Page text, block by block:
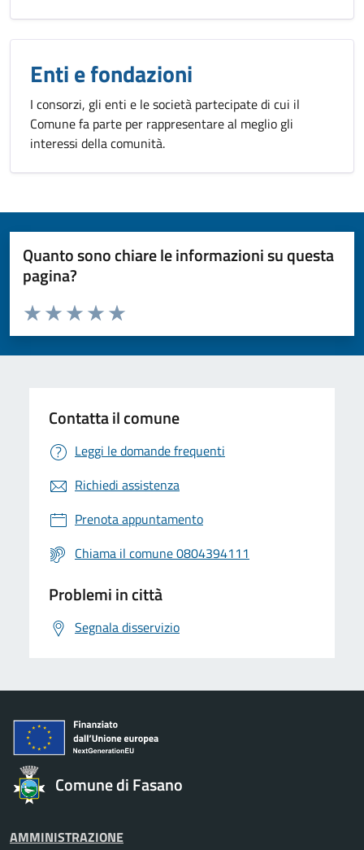
Enti e fondazioni
I consorzi, gli enti e le società partecipate di cui il
Comune fa parte per rappresentare al meglio gli
interessi della comunità.
Quanto sono chiare le informazioni su questa
pagina?
Valuta da 1 a 5 stelle la pagina
Valuta 5 stelle su 5
Valuta 4 stelle su 5
Valuta 3 stelle su 5
Valuta 2 stelle su 5
Valuta 1 stelle su 5
Contatta il comune
Leggi le domande frequenti
Richiedi assistenza
Prenota appuntamento
Chiama il comune 0804394111
Problemi in città
Segnala disservizio
Comune di Fasano
AMMINISTRAZIONE